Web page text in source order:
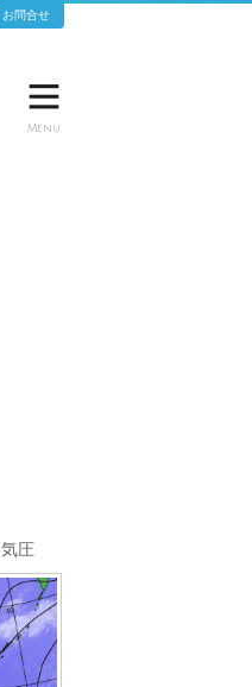

Menu
気圧
お問合せ